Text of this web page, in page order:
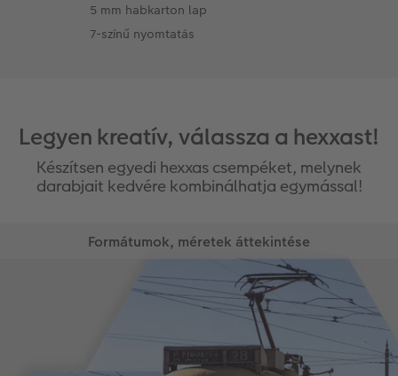
5 mm habkarton lap
7-színű nyomtatás
Legyen kreatív, válassza a hexxast!
Készítsen egyedi hexxas csempéket, melynek
darabjait kedvére kombinálhatja egymással!